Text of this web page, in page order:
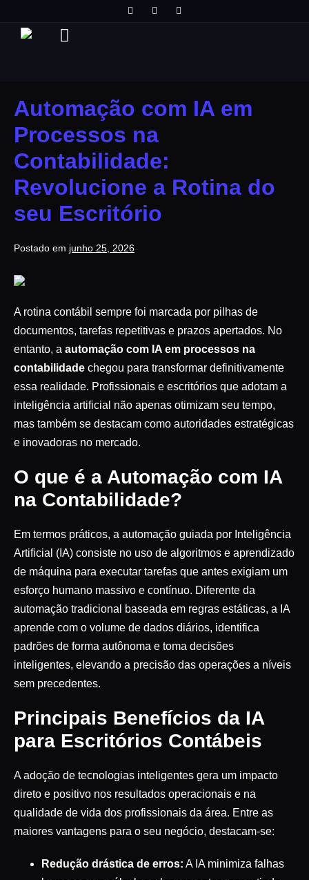
Automação com IA em
Processos na
Contabilidade:
Revolucione a Rotina do
seu Escritório
Postado em junho 25, 2026
A rotina contábil sempre foi marcada por pilhas de
documentos, tarefas repetitivas e prazos apertados. No
entanto, a automação com IA em processos na
contabilidade chegou para transformar definitivamente
essa realidade. Profissionais e escritórios que adotam a
inteligência artificial não apenas otimizam seu tempo,
mas também se destacam como autoridades estratégicas
e inovadoras no mercado.
O que é a Automação com IA
na Contabilidade?
Em termos práticos, a automação guiada por Inteligência
Artificial (IA) consiste no uso de algoritmos e aprendizado
de máquina para executar tarefas que antes exigiam um
esforço humano massivo e contínuo. Diferente da
automação tradicional baseada em regras estáticas, a IA
aprende com o volume de dados diários, identifica
padrões de forma autônoma e toma decisões
inteligentes, elevando a precisão das operações a níveis
sem precedentes.
Principais Benefícios da IA
para Escritórios Contábeis
A adoção de tecnologias inteligentes gera um impacto
direto e positivo nos resultados operacionais e na
qualidade de vida dos profissionais da área. Entre as
maiores vantagens para o seu negócio, destacam-se:
Redução drástica de erros: A IA minimiza falhas